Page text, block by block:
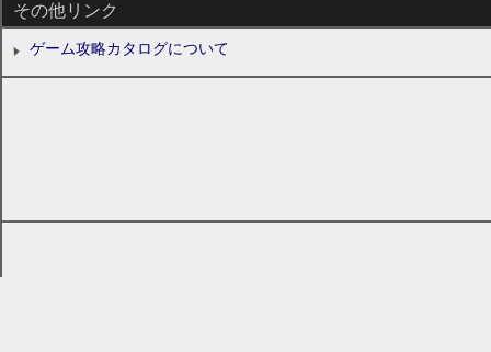
その他リンク
ゲーム攻略カタログについて